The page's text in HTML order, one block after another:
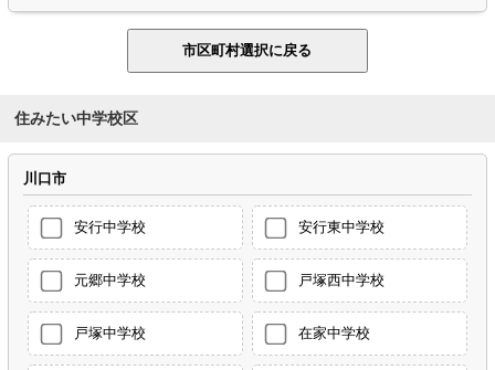
住みたい中学校区
川口市
安行中学校 安行東中学校
元郷中学校 戸塚西中学校
戸塚中学校 在家中学校